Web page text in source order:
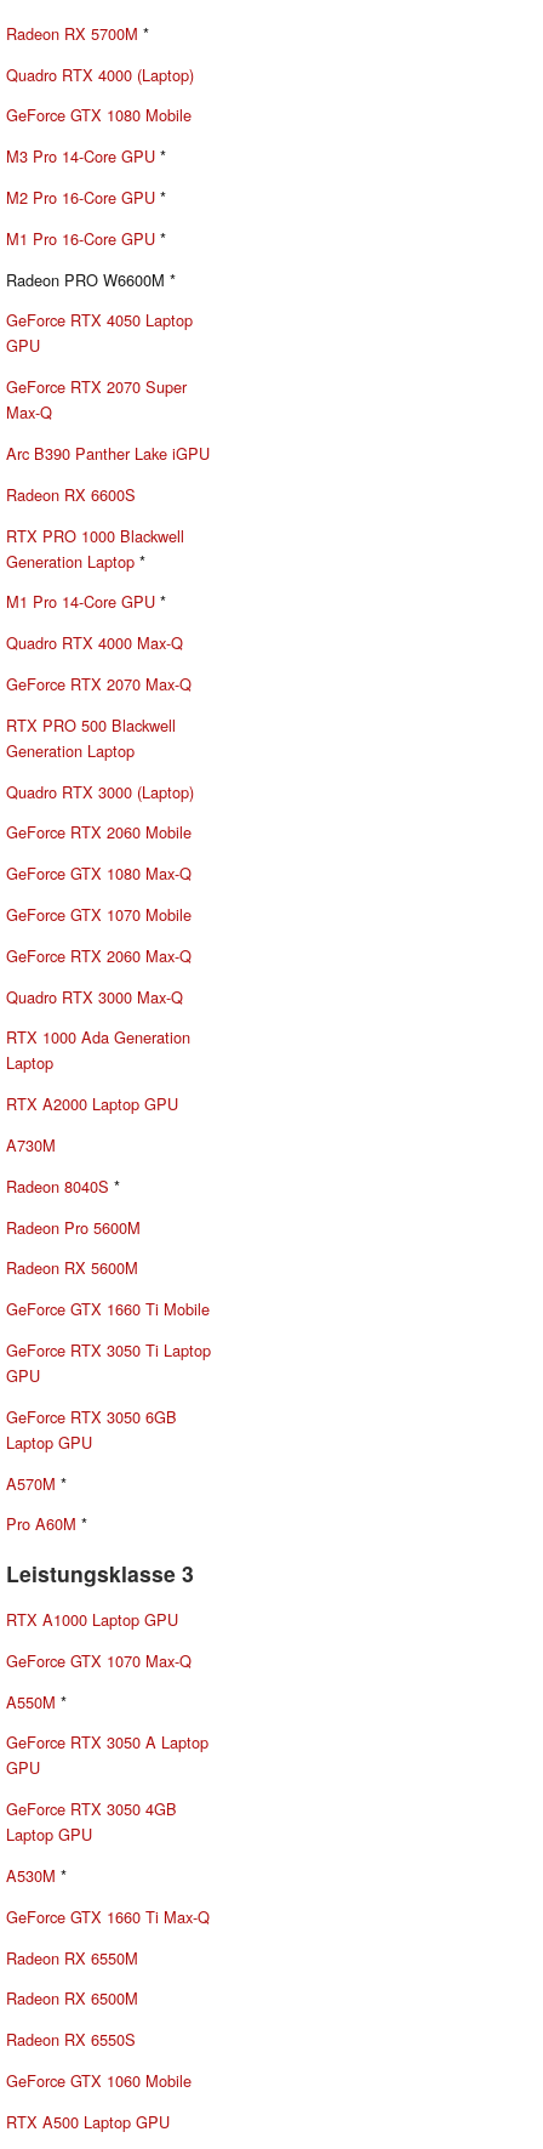
Radeon RX 5700M *
Quadro RTX 4000 (Laptop)
GeForce GTX 1080 Mobile
M3 Pro 14-Core GPU *
M2 Pro 16-Core GPU *
M1 Pro 16-Core GPU *
Radeon PRO W6600M *
GeForce RTX 4050 Laptop
GPU
GeForce RTX 2070 Super
Max-Q
Arc B390 Panther Lake iGPU
Radeon RX 6600S
RTX PRO 1000 Blackwell
Generation Laptop *
M1 Pro 14-Core GPU *
Quadro RTX 4000 Max-Q
GeForce RTX 2070 Max-Q
RTX PRO 500 Blackwell
Generation Laptop
Quadro RTX 3000 (Laptop)
GeForce RTX 2060 Mobile
GeForce GTX 1080 Max-Q
GeForce GTX 1070 Mobile
GeForce RTX 2060 Max-Q
Quadro RTX 3000 Max-Q
RTX 1000 Ada Generation
Laptop
RTX A2000 Laptop GPU
A730M
Radeon 8040S *
Radeon Pro 5600M
Radeon RX 5600M
GeForce GTX 1660 Ti Mobile
GeForce RTX 3050 Ti Laptop
GPU
GeForce RTX 3050 6GB
Laptop GPU
A570M *
Pro A60M *
Leistungsklasse 3
RTX A1000 Laptop GPU
GeForce GTX 1070 Max-Q
A550M *
GeForce RTX 3050 A Laptop
GPU
GeForce RTX 3050 4GB
Laptop GPU
A530M *
GeForce GTX 1660 Ti Max-Q
Radeon RX 6550M
Radeon RX 6500M
Radeon RX 6550S
GeForce GTX 1060 Mobile
RTX A500 Laptop GPU